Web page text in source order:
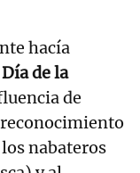
hacía
de la
de
nabateros